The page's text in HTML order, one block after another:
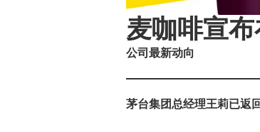
麦咖啡宣
公司最新动向
茅台集团总经理王莉已返